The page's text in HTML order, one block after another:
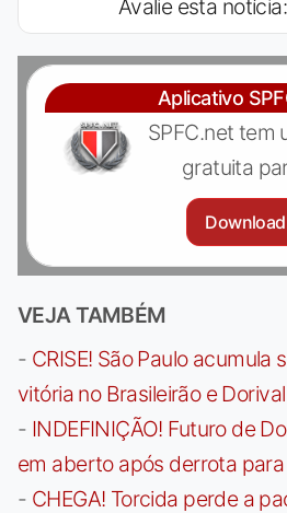
Avalie esta notícia:
Aplicativo
SPFC.net tem
gratuita
Download
VEJA TAMBÉM
- CRISE! São Paulo acumula
vitória no Brasileirão e
- INDEFINIÇÃO! Futuro de
em aberto após derrota
- CHEGA! Torcida perde a